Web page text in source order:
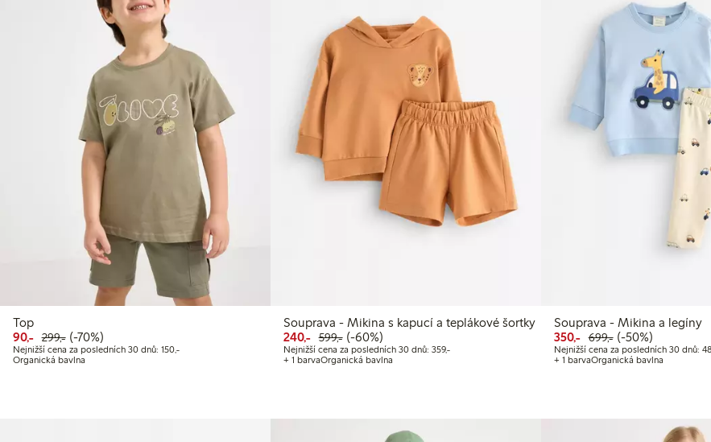
Top
90,- Snížená cena: 90,00 Kč
299,-Běžná cena: 299,00 Kč
70% sleva
(-70%)
Nejnižší cena za posledních 30 dnů: 150,-Nejnižší cena za posledních 30 dnů: 150,00 Kč
Organická bavlna
Souprava - Mikina s kapucí a teplákové šortky
240,- Snížená cena: 240,00 Kč
599,-Běžná cena: 599,00 Kč
60% sleva
(-60%)
Nejnižší cena za posledních 30 dnů: 359,-Nejnižší cena za posledních 30 dnů: 359,00 Kč
+ 1 barvaOrganická bavlna
Souprava - Mikina a legíny
350,- Snížená cena: 350,00
699,-Běžná cena:
50% sleva
(-50%)
Nejnižší cena za posledních 30 dnů:
+ 1 barvaOrganická bavlna